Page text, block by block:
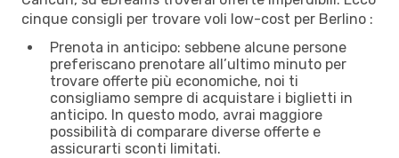
cinque consigli per trovare voli low-cost per Berlino :
Prenota in anticipo: sebbene alcune persone
preferiscano prenotare all’ultimo minuto per
trovare offerte più economiche, noi ti
consigliamo sempre di acquistare i biglietti in
anticipo. In questo modo, avrai maggiore
possibilità di comparare diverse offerte e
assicurarti sconti limitati.